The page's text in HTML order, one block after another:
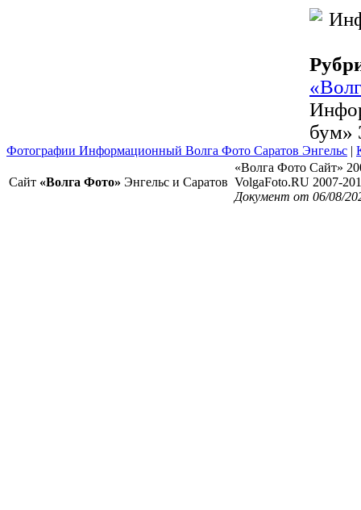
бум»
Фотографии Информационный Волга Фото Саратов Энгельс |
Сайт «Волга Фото» Энгельс и Саратов
«Волга Фото Сайт»
VolgaFoto.RU 2007-
Документ от 06/08/